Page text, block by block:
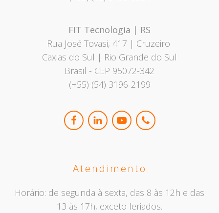
FIT Tecnologia | RS
Rua José Tovasi, 417 | Cruzeiro
Caxias do Sul | Rio Grande do Sul
Brasil - CEP 95072-342
(+55) (54) 3196-2199
Atendimento
Horário: de segunda à sexta, das 8 às 12h e das
13 às 17h, exceto feriados.